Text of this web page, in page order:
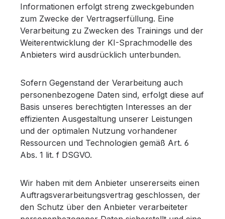
Informationen erfolgt streng zweckgebunden
zum Zwecke der Vertragserfüllung. Eine
Verarbeitung zu Zwecken des Trainings und der
Weiterentwicklung der KI-Sprachmodelle des
Anbieters wird ausdrücklich unterbunden.
Sofern Gegenstand der Verarbeitung auch
personenbezogene Daten sind, erfolgt diese auf
Basis unseres berechtigten Interesses an der
effizienten Ausgestaltung unserer Leistungen
und der optimalen Nutzung vorhandener
Ressourcen und Technologien gemäß Art. 6
Abs. 1 lit. f DSGVO.
Wir haben mit dem Anbieter unsererseits einen
Auftragsverarbeitungsvertrag geschlossen, der
den Schutz über den Anbieter verarbeiteter